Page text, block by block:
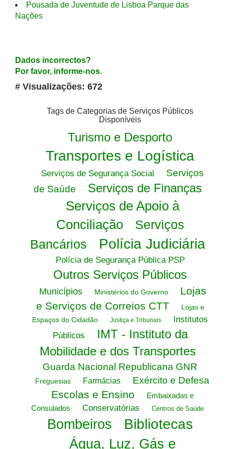
Pousada de Juventude de Lisboa Parque das
Nações
Dados incorrectos?
Por favor, informe-nos.
# Visualizações: 672
Tags de Categorias de Serviços Públicos
Disponíveis
Turismo e Desporto
Transportes e Logística
Serviços de Segurança Social
Serviços
de Saúde
Serviços de Finanças
Serviços de Apoio à
Conciliação
Serviços
Bancários
Polícia Judiciária
Polícia de Segurança Pública PSP
Outros Serviços Públicos
Municípios Ministérios do Governo
Lojas
e Serviços de Correios CTT
Lojas e
Espaços do Cidadão
Justiça e Tribunais
Institutos
Públicos
IMT - Instituto da
Mobilidade e dos Transportes
Guarda Nacional Republicana GNR
Freguesias Farmácias Exército e Defesa
Escolas e Ensino
Embaixadas e
Consulados
Conservatórias Centros de Saúde
Bombeiros Bibliotecas
Água, Luz, Gás e